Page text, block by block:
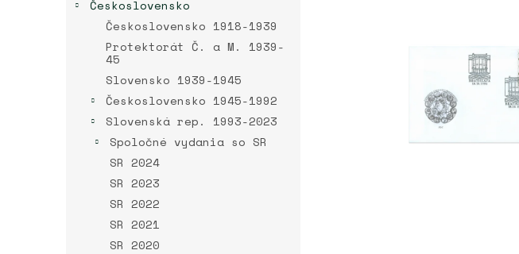
Československo
Československo 1918-1939
Protektorát Č. a M. 1939-
45
Slovensko 1939-1945
Československo 1945-1992
Slovenská rep. 1993-2023
Spoločné vydania so SR
SR 2024
SR 2023
SR 2022
SR 2021
SR 2020